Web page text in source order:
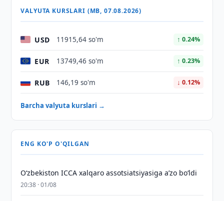
VALYUTA KURSLARI (MB, 07.08.2026)
USD 11915,64 so'm ↑ 0.24%
EUR 13749,46 so'm ↑ 0.23%
RUB 146,19 so'm ↓ 0.12%
Barcha valyuta kurslari →
ENG KO'P O'QILGAN
O‘zbekiston ICCA xalqaro assotsiatsiyasiga aʼzo bo‘ldi
20:38 · 01/08